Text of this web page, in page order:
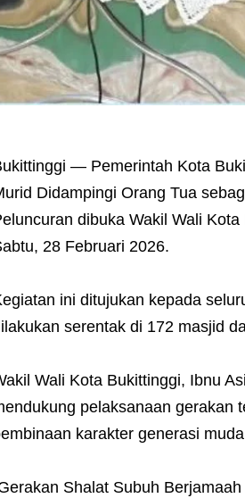
— Pemerintah Kota
Didampingi Orang Tua
dibuka Wakil Wali
28 Februari 2026.
ini ditujukan kepada
serentak di 172 masjid
Wali Kota Bukittinggi, Ibnu
pelaksanaan gerakan
karakter generasi
Shalat Subuh